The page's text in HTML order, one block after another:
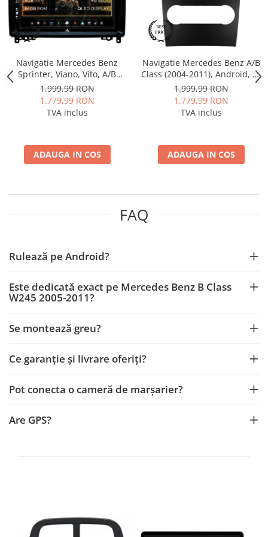
Navigatie Mercedes Benz
Sprinter, Viano, Vito, A/B
Class, Crafter, Android, A-
Octacore / 4GB RAM + 64GB
ROM, 9 Inch - AD-
BGA9004+AD-BGRKIT407
1.999,99 RON
1.779,99 RON
TVA inclus
ADAUGA IN COS
Navigatie Mercedes Benz A/B
Class (2004-2011), Android, A-
Octacore / 4GB RAM + 64GB
ROM, 9 Inch - AD-
BGA9004+AD-BGRKIT420
1.999,99 RON
1.779,99 RON
TVA inclus
ADAUGA IN COS
FAQ
Rulează pe Android?
Este dedicată exact pe Mercedes Benz B Class
W245 2005-2011?
Se montează greu?
Ce garanție și livrare oferiți?
Pot conecta o cameră de marșarier?
Are GPS?